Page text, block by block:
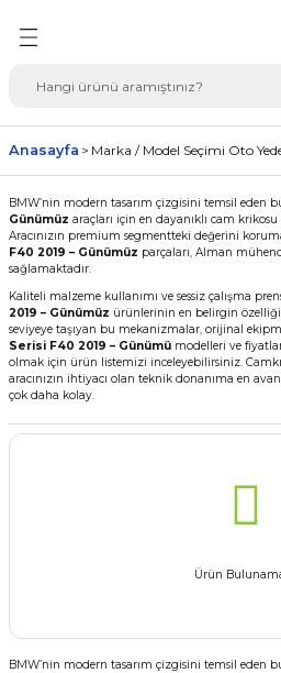
Seçimi Oto Yedek
Anasayfa Marka / Model Seçimi Oto
BMW’nin modern tasarım çizgisini temsil eden
Günümüz araçları için en dayanıklı cam
Aracınızın premium segmentteki değerini
F40 2019 – Günümüz parçaları, Alman
sağlamaktadır.
Kaliteli malzeme kullanımı ve sessiz çalışma
2019 – Günümüz ürünlerinin en belirgin
seviyeye taşıyan bu mekanizmalar, orijinal
Serisi F40 2019 – Günümü modelleri ve
olmak için ürün listemizi inceleyebilirsiniz.
aracınızın ihtiyacı olan teknik donanıma en
çok daha kolay.
Ürün
BMW’nin modern tasarım çizgisini temsil eden